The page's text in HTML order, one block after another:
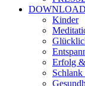
Kinder
Erfolg